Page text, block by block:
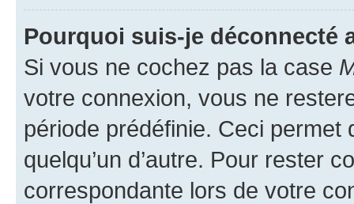
Pourquoi suis-je déconnecté
Si vous ne cochez pas la case
votre connexion, vous ne
période prédéfinie. Ceci permet
quelqu’un d’autre. Pour rester
correspondante lors de votre